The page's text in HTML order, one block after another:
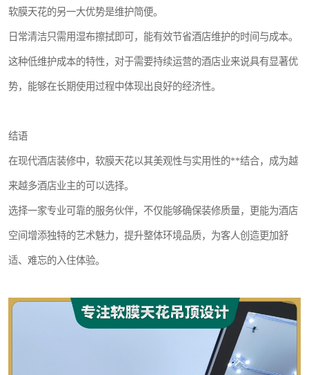
软膜天花的另一大优势是维护简便。
日常清洁只需用湿布擦拭即可，能有效节省酒店维护的时间与成本。
这种低维护成本的特性，对于需要持续运营的酒店业来说具有显著优
势，能够在长期使用过程中体现出良好的经济性。
结语
在现代酒店装修中，软膜天花以其美观性与实用性的**结合，成为越
来越多酒店业主的可以选择。
选择一家专业可靠的服务伙伴，不仅能够确保装修质量，更能为酒店
空间增添独特的艺术魅力，提升整体环境品质，为客人创造更加舒
适、难忘的入住体验。